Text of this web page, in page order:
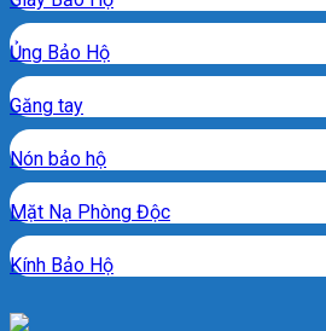
Ủng Bảo Hộ
Găng tay
Nón bảo hộ
Mặt Nạ Phòng Độc
Kính Bảo Hộ